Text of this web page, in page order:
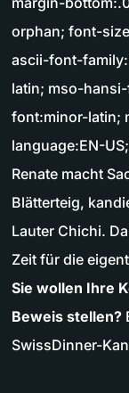
orphan; font-
ascii-font-
latin; mso-
font:minor-latin;
language:EN-
Renate macht
Blätterteig,
Lauter Chichi.
Zeit für die
Sie wollen Ihre
Beweis stellen?
SwissDinner-